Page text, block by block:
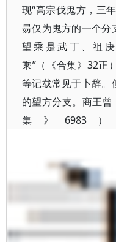
现“高宗伐鬼方，三
昜仅为鬼方的一个分
望乘是武丁、祖
乘”（《合集》32正
等记载常见于卜辞。
的望方分支。商王曾
集》6983